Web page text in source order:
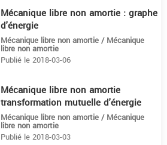
Mécanique libre non amortie : graphe
d'énergie
Mécanique libre non amortie / Mécanique
libre non amortie
Publié le 2018-03-06
Mécanique libre non amortie
transformation mutuelle d'énergie
Mécanique libre non amortie / Mécanique
libre non amortie
Publié le 2018-03-03